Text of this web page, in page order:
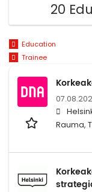
20
Education
Trainee
Rauma,